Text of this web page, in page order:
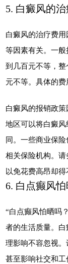
5. 白癜风的
白癜风的治疗费
等因素有关。一
到几百元不等，
元不等。具体的费
白癜风的报销政
地区可以将白癜
同。一些商业保
相关保险机构。请
以免花费高昂却得
6. 白点癫风
“白点癫风怕晒吗
者的生活质量。
理影响不容忽视。
甚至影响社交和工